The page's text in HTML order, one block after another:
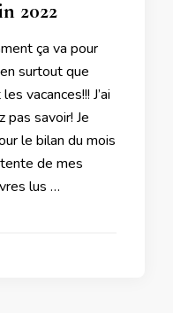
2022
ça va pour
surtout que
vacances!!! J’ai
savoir! Je
le bilan du mois
de mes
lus …